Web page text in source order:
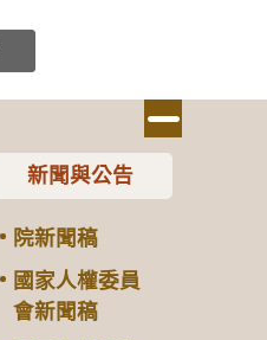
新聞與公告
院新聞稿
國家人權委員
會新聞稿